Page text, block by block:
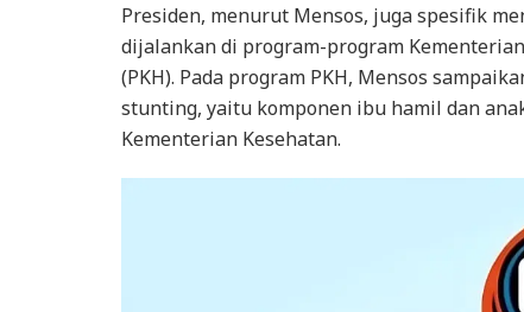
Presiden, menurut Mensos, juga spesifik
dijalankan di program-program
(PKH). Pada program PKH, Mensos
stunting, yaitu komponen ibu hamil dan
Kementerian Kesehatan.